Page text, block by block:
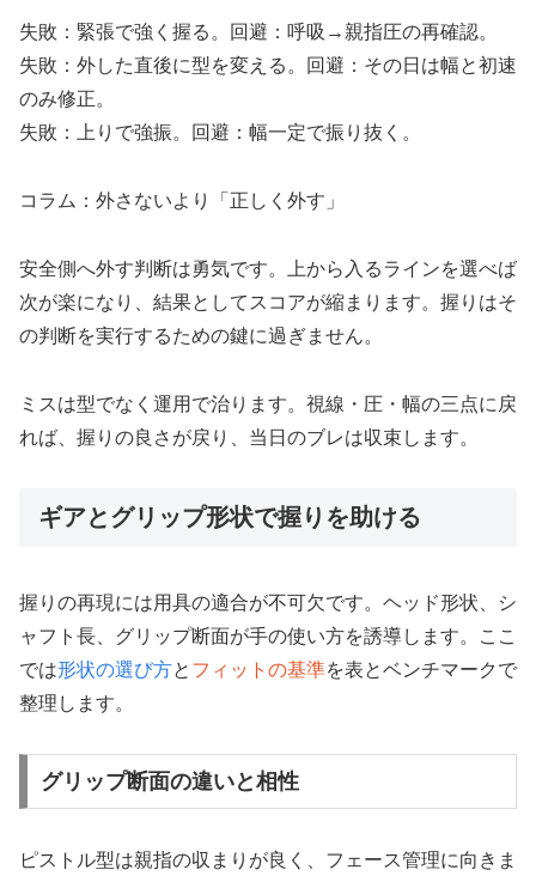
失敗：緊張で強く握る。回避：呼吸→親指圧の再確認。
失敗：外した直後に型を変える。回避：その日は幅と初速
のみ修正。
失敗：上りで強振。回避：幅一定で振り抜く。
コラム：外さないより「正しく外す」
安全側へ外す判断は勇気です。上から入るラインを選べば
次が楽になり、結果としてスコアが縮まります。握りはそ
の判断を実行するための鍵に過ぎません。
ミスは型でなく運用で治ります。視線・圧・幅の三点に戻
れば、握りの良さが戻り、当日のブレは収束します。
ギアとグリップ形状で握りを助ける
握りの再現には用具の適合が不可欠です。ヘッド形状、シ
ャフト長、グリップ断面が手の使い方を誘導します。ここ
では形状の選び方と フィットの基準を表とベンチマークで
整理します。
グリップ断面の違いと相性
ピストル型は親指の収まりが良く、フェース管理に向きま